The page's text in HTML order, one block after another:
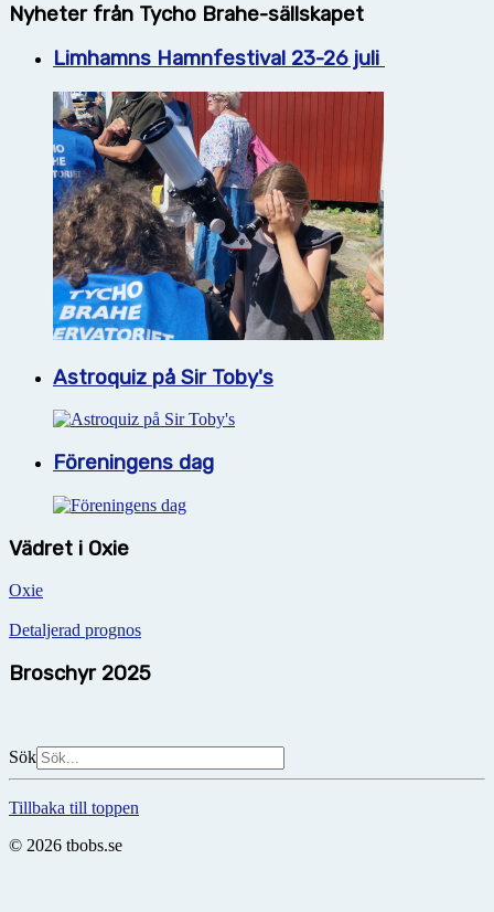
Nyheter från Tycho Brahe-sällskapet
Limhamns Hamnfestival 23-26 juli
Astroquiz på Sir Toby's
Föreningens dag
Vädret i Oxie
Oxie
Detaljerad prognos
Broschyr 2025
Sök
Tillbaka till toppen
© 2026 tbobs.se